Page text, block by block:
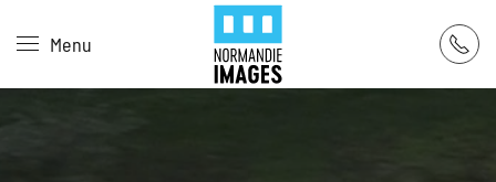
Skip to main content
Menu
Panneau de gestion des cookies